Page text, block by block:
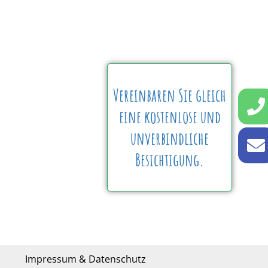
Vereinbaren Sie gleich
eine kostenlose und
unverbindliche
Besichtigung.
Impressum & Datenschutz